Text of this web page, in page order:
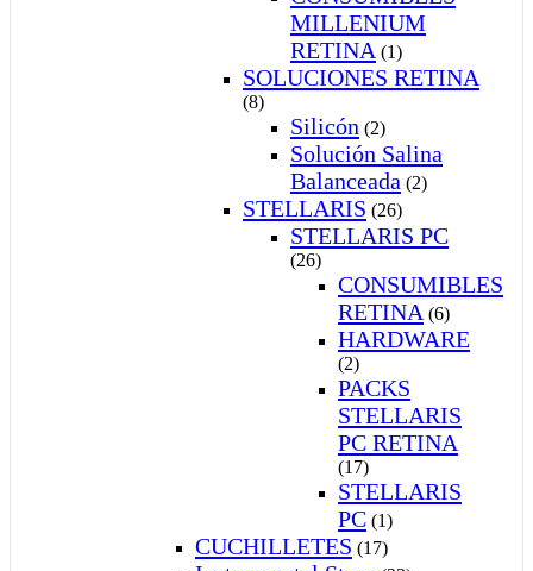
MILLENIUM
RETINA (1)
SOLUCIONES RETINA
(8)
Silicón (2)
Solución Salina
Balanceada (2)
STELLARIS (26)
STELLARIS PC
(26)
CONSUMIBLES
RETINA (6)
HARDWARE
(2)
PACKS
STELLARIS
PC RETINA
(17)
STELLARIS
PC (1)
CUCHILLETES (17)